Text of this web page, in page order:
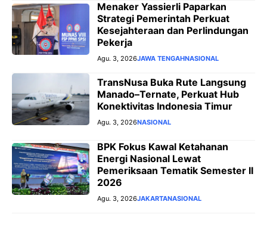
Menaker Yassierli Paparkan
Strategi Pemerintah Perkuat
Kesejahteraan dan Perlindungan
Pekerja
Agu. 3, 2026JAWA TENGAHNASIONAL
TransNusa Buka Rute Langsung
Manado–Ternate, Perkuat Hub
Konektivitas Indonesia Timur
Agu. 3, 2026NASIONAL
BPK Fokus Kawal Ketahanan
Energi Nasional Lewat
Pemeriksaan Tematik Semester II
2026
Agu. 3, 2026JAKARTANASIONAL